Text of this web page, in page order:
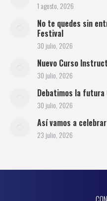
1 agosto, 2026
No te quedes sin
Festival
30 julio, 2026
Nuevo Curso
30 julio, 2026
Debatimos la futura
30 julio, 2026
Así vamos a
23 julio, 2026